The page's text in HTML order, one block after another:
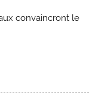
convaincront le